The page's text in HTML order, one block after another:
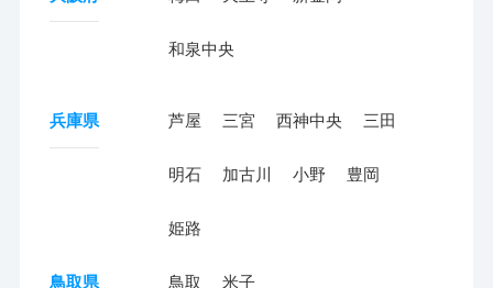
和泉中央
兵庫県 芦屋 三宮 西神中央 三田
明石 加古川 小野 豊岡
姫路
鳥取県 鳥取 米子